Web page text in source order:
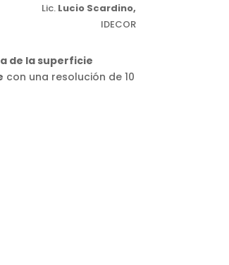
Lic. Lucio Scardino,
IDECOR
de la superficie
con una resolución de 10